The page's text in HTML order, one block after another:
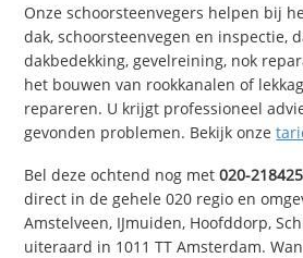
Onze schoorsteenvegers helpen bij
dak, schoorsteenvegen en inspectie,
dakbedekking, gevelreining, nok
het bouwen van rookkanalen of
repareren. U krijgt professioneel
gevonden problemen. Bekijk onze
Bel deze ochtend nog met020-
direct in de gehele 020 regio en
Amstelveen, IJmuiden, Hoofddorp,
uiteraard in 1011 TT Amsterdam.